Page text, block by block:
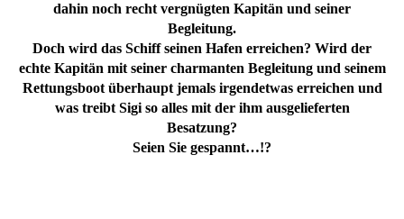
dahin noch recht vergnügten Kapitän und seiner
Begleitung.
Doch wird das Schiff seinen Hafen erreichen? Wird der
echte Kapitän mit seiner charmanten Begleitung und seinem
Rettungsboot überhaupt jemals irgendetwas erreichen und
was treibt Sigi so alles mit der ihm ausgelieferten
Besatzung?
Seien Sie gespannt…!?